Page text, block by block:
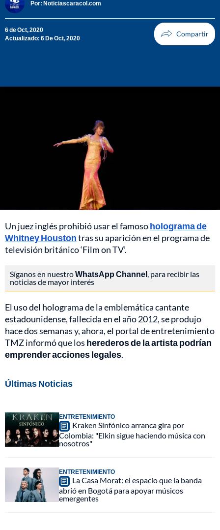
Por: Noticiascaracol.com
6 de Oct, 2020
Actualizado: 6 De Oct, 2020
Un juez inglés prohibió usar el famosoholograma de
Whitney Houstontras su aparición en el programa de
televisión británico ‘Film on TV’.
Síganos en nuestroWhatsApp Channel, para recibir las
noticias de mayor interés
El uso del holograma de la emblemática cantante
estadounidense, fallecida en el año 2012, se produjo
hace dos semanas y, ahora, el portal de entretenimiento
TMZ informó que los herederos de la artista podrían
emprender acciones legales.
Últimas Noticias
ENTRETENIMIENTO
Kraken Sinfónico arranca gira por
Colombia: "Elkin sigue haciendo música con
nosotros"
ENTRETENIMIENTO
La Casa Morat: el espacio que la banda
abrió en Bogotá para apoyar músicos
emergentes